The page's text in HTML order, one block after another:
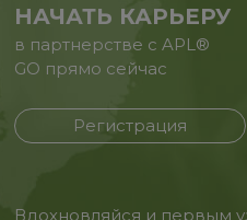
НАЧАТЬ КАРЬЕРУ
в партнерстве с APL®
GO прямо сейчас
Регистрация
Вдохновляйся и первым